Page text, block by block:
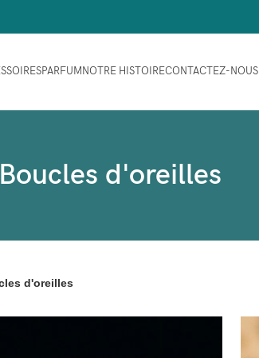
PARFUMNOTRE HISTOIRECONTACTEZ-NOUS
Boucles d'oreilles
d'oreilles